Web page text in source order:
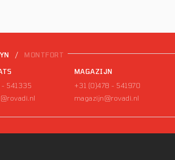
/ MONTFORT
- 541335
MAGAZIJN
+31 (0)478 - 541970
magazijn@rovadi.nl